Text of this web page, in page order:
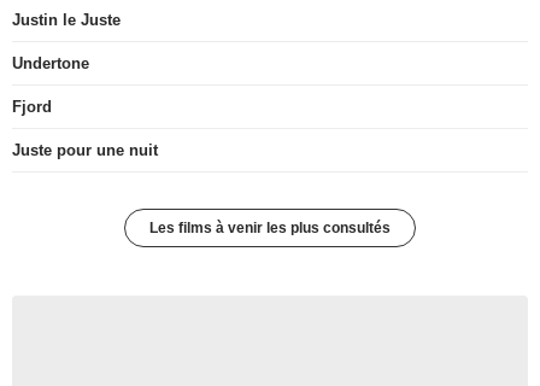
Justin le Juste
Undertone
Fjord
Juste pour une nuit
Les films à venir les plus consultés